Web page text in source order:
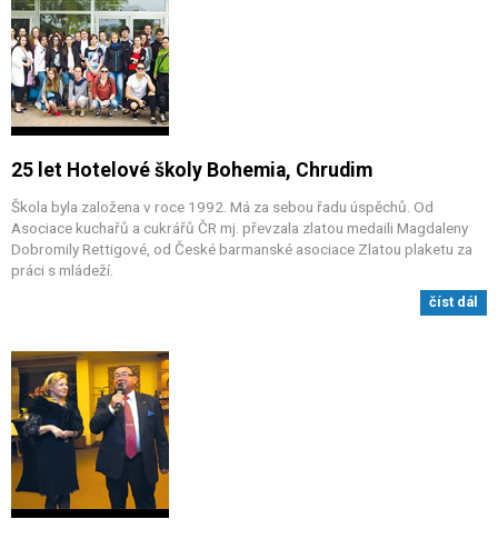
25 let Hotelové školy Bohemia, Chrudim
Škola byla založena v roce 1992. Má za sebou řadu úspěchů. Od
Asociace kuchařů a cukrářů ČR mj. převzala zlatou medaili Magdaleny
Dobromily Rettigové, od České barmanské asociace Zlatou plaketu za
práci s mládeží.
číst dál